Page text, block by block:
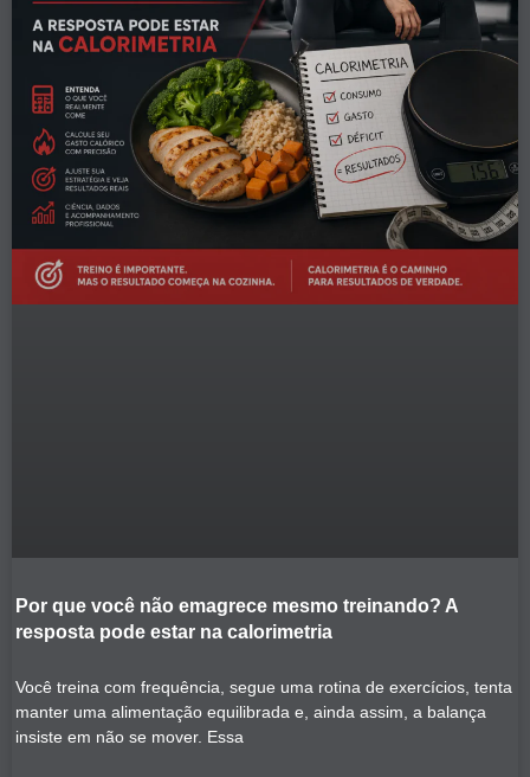
Por que você não emagrece mesmo treinando? A
resposta pode estar na calorimetria
Você treina com frequência, segue uma rotina de exercícios, tenta
manter uma alimentação equilibrada e, ainda assim, a balança
insiste em não se mover. Essa